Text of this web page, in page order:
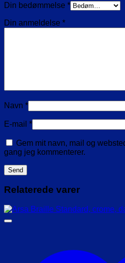
Din bedømmelse *
Din anmeldelse *
Navn *
E-mail *
Gem mit navn, mail og
gang jeg kommenterer.
Relaterede varer